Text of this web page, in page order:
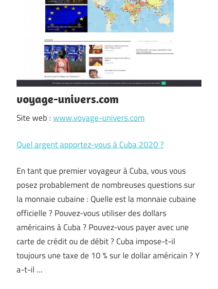
voyage-univers.com
Site web :www.voyage-univers.com
Quel argent apportez-vous à Cuba 2020 ?
En tant que premier voyageur à Cuba, vous vous
posez probablement de nombreuses questions sur
la monnaie cubaine : Quelle est la monnaie cubaine
officielle ? Pouvez-vous utiliser des dollars
américains à Cuba ? Pouvez-vous payer avec une
carte de crédit ou de débit ? Cuba impose-t-il
toujours une taxe de 10 % sur le dollar américain ? Y
a-t-il …